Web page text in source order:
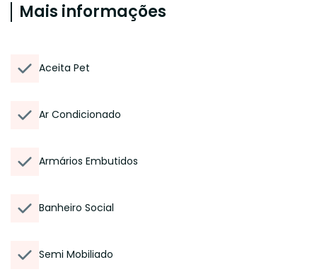
Mais informações
Aceita Pet
Ar Condicionado
Armários Embutidos
Banheiro Social
Semi Mobiliado